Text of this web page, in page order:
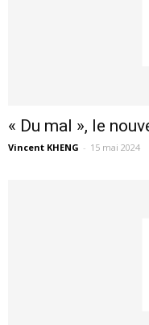
« Du mal », le
Vincent KHENG - 15 mai 2024